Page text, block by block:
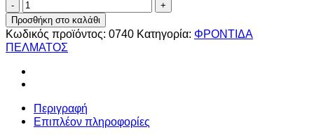
Διαχωριστικό
Μεγάλου
Δαχτύλου
Anatomic
Help
0740
ποσότητα
Προσθήκη στο καλάθι
Κωδικός προϊόντος: 0740 Κατηγορία: ΦΡΟΝΤΙΔΑ
ΠΕΛΜΑΤΟΣ
Περιγραφή
Επιπλέον πληροφορίες